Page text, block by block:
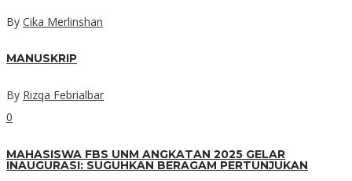
By Cika Merlinshan
MANUSKRIP
By Rizqa Febrialbar
0
MAHASISWA FBS UNM ANGKATAN 2025 GELAR
INAUGURASI: SUGUHKAN BERAGAM PERTUNJUKAN